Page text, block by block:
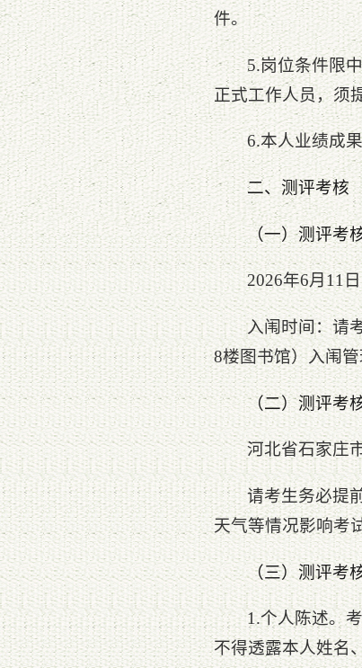
件。
5.岗位条件限
正式工作人员，须
6.本人业绩成
二、测评考核
（一）测评考
2026年6月11
入闱时间：请
8楼图书馆）入闱
（二）测评考
河北省石家庄
请考生务必提
天气等情况影响考
（三）测评考
1.个人陈述。
不得透露本人姓名